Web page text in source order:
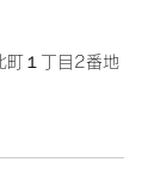
町１丁目2番地